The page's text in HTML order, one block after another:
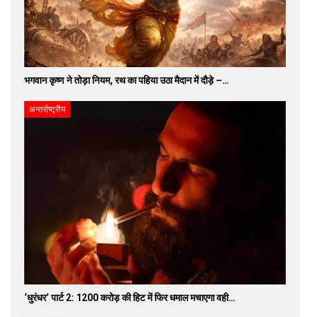
भगवान कृष्ण ने तोड़ा नियम, रथ का पहिया उठा मैदान में दौड़े –…
अन्तर्राष्ट्रीय
‘धुरंधर’ पार्ट 2: 1200 करोड़ की हिट में फिर धमाल मचाएगा वही…